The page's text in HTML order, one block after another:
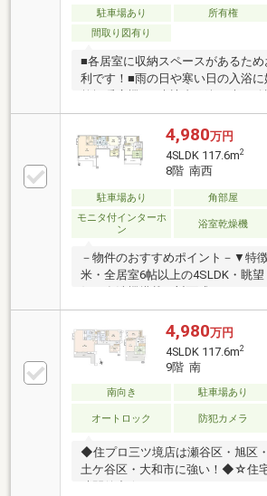
駐車場あり 所有権
間取り図有り
■各居室に収納スペースがあるた
利です！■雨の日や寒い日の入浴
ー付オートロック』■ご不在時で
受け取りができる『宅配ボックス
市立常盤台小学校』・・・徒歩3
市立保土ヶ谷中学校』・・・徒歩8
9分(約700ｍ)
4,980万円
4SLDK 117.6m2
8階 南西
駐車場あり 角部屋
モニタ付インターホ
ン
浴室乾燥機
－物件のおすすめポイント－▼特
米・全居室6帖以上の4SLDK・眺
付、多目的に活用可能・和室・各
む3室に面する2箇所のバルコニー
▼2025年8月室内リフォーム済【交
UB、洗面台、トイレ 等【その他】
境・横浜市立常盤台小学校 徒歩3
の住まい探しをお手伝いしま
の詳細・ご相談はお気軽にお問い
4,980万円
4SLDK 117.6m2
9階 南
南向き 駐車場あり
オートロック 防犯カメラ
◆住プロ三ツ境店は瀬谷区・旭区
土ケ谷区・大和市に強い！◆☆住